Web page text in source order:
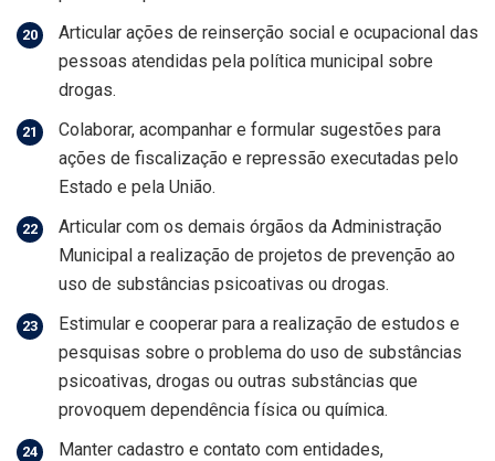
Articular ações de reinserção social e ocupacional das
pessoas atendidas pela política municipal sobre
drogas.
Colaborar, acompanhar e formular sugestões para
ações de fiscalização e repressão executadas pelo
Estado e pela União.
Articular com os demais órgãos da Administração
Municipal a realização de projetos de prevenção ao
uso de substâncias psicoativas ou drogas.
Estimular e cooperar para a realização de estudos e
pesquisas sobre o problema do uso de substâncias
psicoativas, drogas ou outras substâncias que
provoquem dependência física ou química.
Manter cadastro e contato com entidades,